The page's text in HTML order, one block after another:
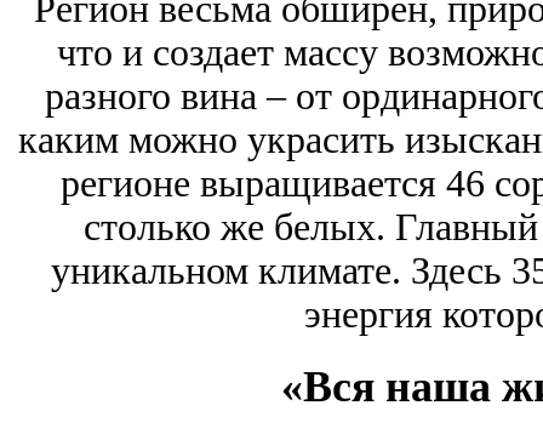
Регион весьма обширен,
что и создает массу
разного вина – от
каким можно украсить
регионе выращивается 46
столько же белых. Главный
уникальном климате. Здесь
энергия
«Вся наша